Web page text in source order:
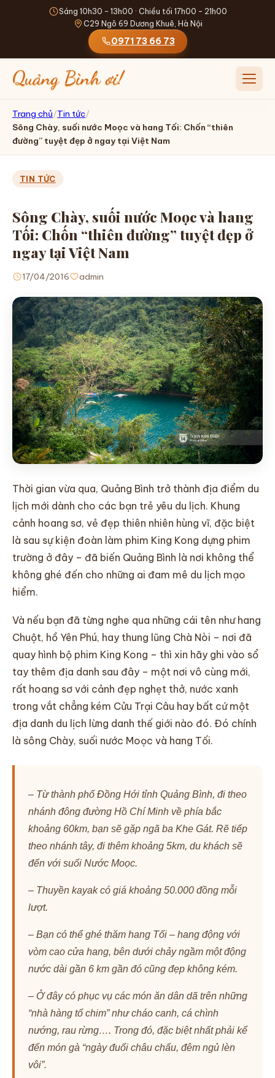
Sáng 10h30 - 13h00 · Chiều tối 17h00 - 21h00
C29 Ngõ 69 Dương Khuê, Hà Nội
0971 73 66 73
Quảng Bình ơi! Mở
TRANG CHỦ
GIỚI THIỆU
THỰC ĐƠN
ĐỒ UỐNG
ĐẶT SHIP
TIN TỨC
LIÊN HỆ
Trang chủ/Tin tức/
Sông Chày, suối nước Moọc và hang Tối: Chốn “thiên
đường” tuyệt đẹp ở ngay tại Việt Nam
TIN TỨC
Sông Chày, suối nước Moọc và hang
Tối: Chốn “thiên đường” tuyệt đẹp ở
ngay tại Việt Nam
17/04/2016 admin
Thời gian vừa qua, Quảng Bình trở thành địa điểm du
lịch mới dành cho các bạn trẻ yêu du lịch. Khung
cảnh hoang sơ, vẻ đẹp thiên nhiên hùng vĩ, đặc biệt
là sau sự kiện đoàn làm phim King Kong dựng phim
trường ở đây – đã biến Quảng Bình là nơi không thể
không ghé đến cho những ai đam mê du lịch mạo
hiểm.
Và nếu bạn đã từng nghe qua những cái tên như hang
Chuột, hồ Yên Phú, hay thung lũng Chà Nòi – nơi đã
quay hình bộ phim King Kong – thì xin hãy ghi vào sổ
tay thêm địa danh sau đây – một nơi vô cùng mới,
rất hoang sơ với cảnh đẹp nghẹt thở, nước xanh
trong vắt chẳng kém Cửu Trại Câu hay bất cứ một
địa danh du lịch lừng danh thế giới nào đó. Đó chính
là sông Chày, suối nước Moọc và hang Tối.
– Từ thành phố Ðồng Hới tỉnh Quảng Bình, đi theo
nhánh đông đường Hồ Chí Minh về phía bắc
khoảng 60km, bạn sẽ gặp ngã ba Khe Gát. Rẽ tiếp
theo nhánh tây, đi thêm khoảng 5km, du khách sẽ
đến với suối Nước Moọc.
– Thuyền kayak có giá khoảng 50.000 đồng mỗi
lượt.
– Bạn có thể ghé thăm hang Tối – hang động với
vòm cao cửa hang, bên dưới chảy ngầm một động
nước dài gần 6 km gần đó cũng đẹp không kém.
– Ở đây có phục vụ các món ăn dân dã trên những
“nhà hàng tổ chim” như cháo canh, cá chình
nướng, rau rừng…. Trong đó, đặc biệt nhất phải kể
đến món gà “ngày đuổi châu chấu, đêm ngủ lèn
vôi”.